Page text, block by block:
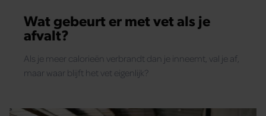
Wat gebeurt er met vet als je
afvalt?
Als je meer calorieën verbrandt dan je inneemt, val je af,
maar waar blijft het vet eigenlijk?